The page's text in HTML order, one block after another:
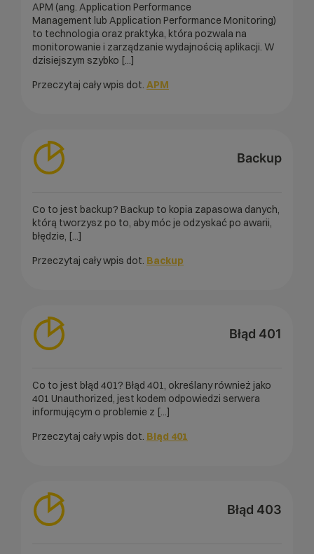
APM (ang. Application Performance
Management lub Application Performance Monitoring)
to technologia oraz praktyka, która pozwala na
monitorowanie i zarządzanie wydajnością aplikacji. W
dzisiejszym szybko [...]
Przeczytaj cały wpis dot. APM
Backup
Co to jest backup? Backup to kopia zapasowa danych,
którą tworzysz po to, aby móc je odzyskać po awarii,
błędzie, [...]
Przeczytaj cały wpis dot. Backup
Błąd 401
Co to jest błąd 401? Błąd 401, określany również jako
401 Unauthorized, jest kodem odpowiedzi serwera
informującym o problemie z [...]
Przeczytaj cały wpis dot. Błąd 401
Błąd 403